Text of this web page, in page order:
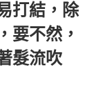
打結，除
要不然，
髮流吹